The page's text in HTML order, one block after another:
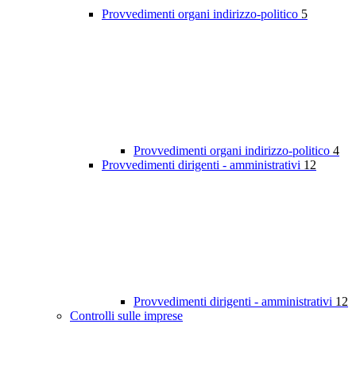
Provvedimenti organi indirizzo-politico 5
Provvedimenti organi indirizzo-politico 4
Provvedimenti dirigenti - amministrativi 12
Provvedimenti dirigenti - amministrativi 12
Controlli sulle imprese